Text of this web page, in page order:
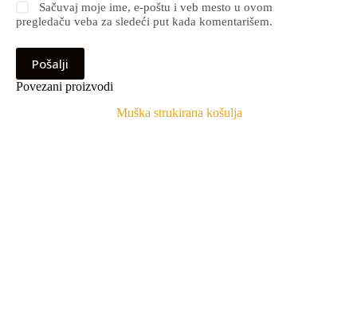
Sačuvaj moje ime, e-poštu i veb mesto u ovom
pregledaču veba za sledeći put kada komentarišem.
Pošalji
Povezani proizvodi